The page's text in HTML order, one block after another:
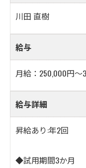
川田 直樹
給与
月給：250,000円～
給与詳細
昇給あり:年2回
◆試用期間3か月